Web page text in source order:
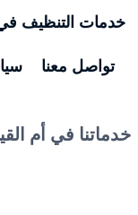
خدمات التنظيف في
تواصل معنا
خدماتنا في أم